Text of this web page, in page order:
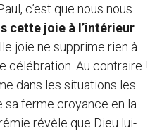
c’est que nous nous
cette joie à l’intérieur
joie ne supprime rien à
célébration. Au contraire !
dans les situations les
sa ferme croyance en la
révèle que Dieu lui-